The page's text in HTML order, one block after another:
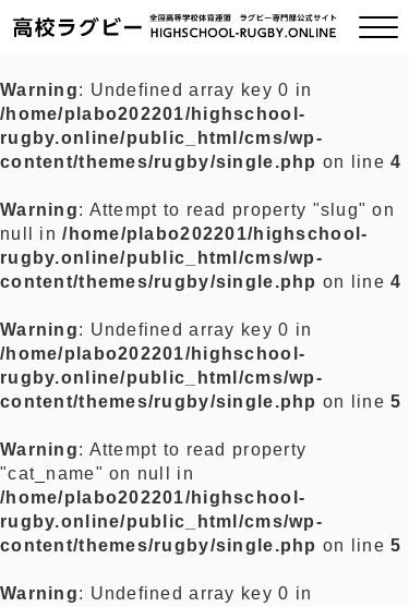
ご挨拶
全国チーム紹介
プライバシーポリシー
お問い合わせ
Warning: Undefined array key 0 in
/home/plabo202201/highschool-
rugby.online/public_html/cms/wp-
content/themes/rugby/single.php on line4
Warning: Attempt to read property "slug" on
null in/home/plabo202201/highschool-
rugby.online/public_html/cms/wp-
content/themes/rugby/single.php on line4
Warning: Undefined array key 0 in
/home/plabo202201/highschool-
rugby.online/public_html/cms/wp-
content/themes/rugby/single.php on line5
Warning: Attempt to read property
"cat_name" on null in
/home/plabo202201/highschool-
rugby.online/public_html/cms/wp-
content/themes/rugby/single.php on line5
Warning: Undefined array key 0 in